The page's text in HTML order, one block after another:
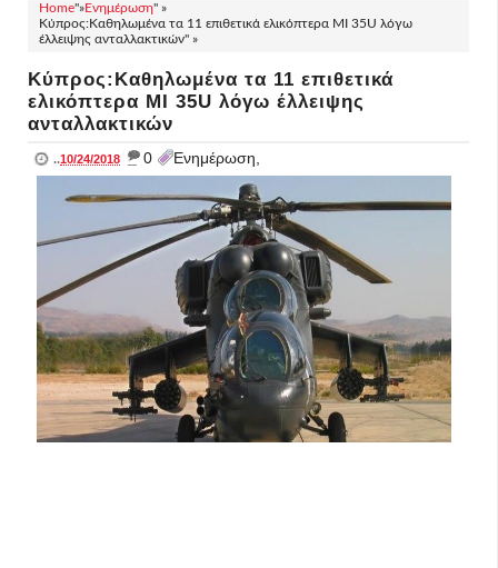
Home"»Ενημέρωση" »
Κύπρος:Καθηλωμένα τα 11 επιθετικά ελικόπτερα ΜΙ 35U λόγω
έλλειψης ανταλλακτικών" »
Κύπρος:Καθηλωμένα τα 11 επιθετικά
ελικόπτερα ΜΙ 35U λόγω έλλειψης
ανταλλακτικών
..10/24/2018 _ 0 Ενημέρωση,